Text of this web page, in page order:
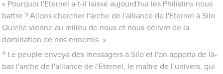
« Pourquoi l'Eternel a-t-il laissé aujourd'hui les Philistins nous
battre ? Allons chercher l'arche de l'alliance de l'Eternel à Silo.
Qu'elle vienne au milieu de nous et nous délivre de la
domination de nos ennemis. »
4
Le peuple envoya des messagers à Silo et l'on apporta de là-
bas l'arche de l'alliance de l'Eternel, le maître de l’univers, qui